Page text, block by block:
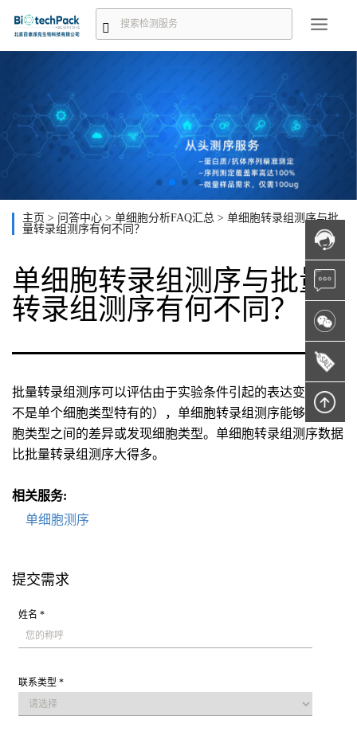
主页 > 问答中心 > 单细胞分析FAQ汇总 > 单细胞转录组测序与批
量转录组测序有何不同？
单细胞转录组测序与批量
转录组测序有何不同？
批量转录组测序可以评估由于实验条件引起的表达变化（它
不是单个细胞类型特有的），单细胞转录组测序能够评估细
胞类型之间的差异或发现细胞类型。单细胞转录组测序数据
比批量转录组测序大得多。
相关服务:
单细胞测序
提交需求
姓名 *
联系类型 *